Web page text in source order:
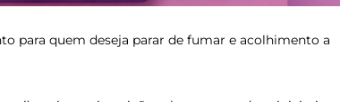
para quem deseja parar de fumar e acolhimento a